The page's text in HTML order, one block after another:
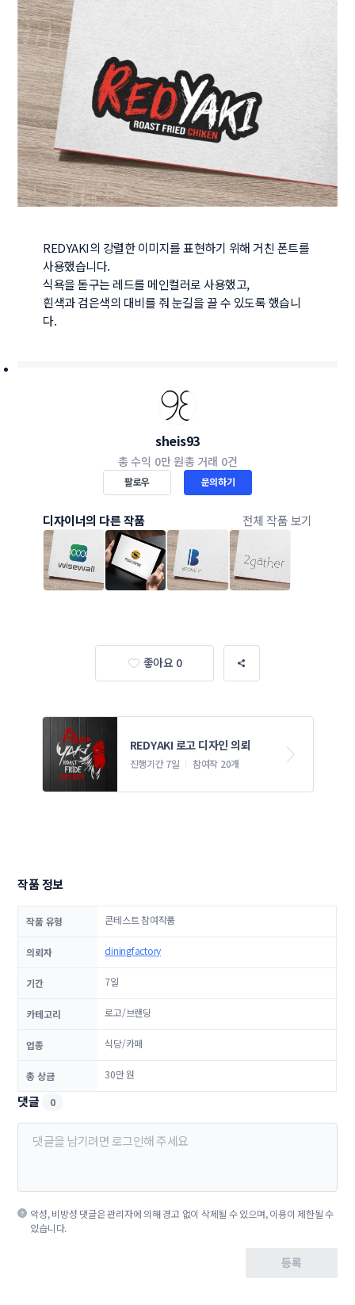
REDYAKI의 강렬한 이미지를 표현하기 위해 거친 폰트를
사용했습니다.
식욕을 돋구는 레드를 메인컬러로 사용했고,
흰색과 검은색의 대비를 줘 눈길을 끌 수 있도록 했습니
다.
sheis93
총 수익 0만 원총 거래 0건
팔로우 문의하기
디자이너의 다른 작품 전체 작품 보기
좋아요 0
REDYAKI 로고 디자인 의뢰
진행기간 7일 참여작 20개
작품 정보
작품 유형 콘테스트 참여작품
의뢰자 diningfactory
기간 7일
카테고리 로고/브랜딩
업종 식당/카페
총 상금 30만 원
댓글 0
악성, 비방성 댓글은 관리자에 의해 경고 없이 삭제될 수 있으며, 이용이 제한될 수
있습니다.
등록